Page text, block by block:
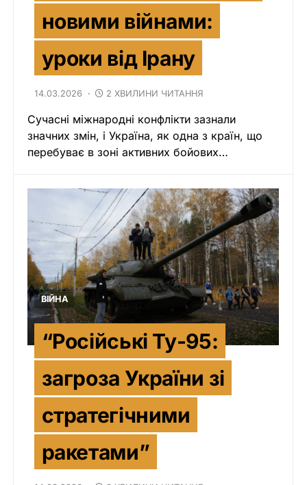
новими війнами:
уроки від Ірану
14.03.2026 2 ХВИЛИНИ ЧИТАННЯ
Сучасні міжнародні конфлікти зазнали
значних змін, і Україна, як одна з країн, що
перебуває в зоні активних бойових…
ВІЙНА
“Російські Ту-95:
загроза України зі
стратегічними
ракетами”